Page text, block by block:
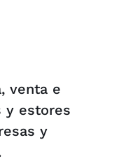
venta e
y estores
y